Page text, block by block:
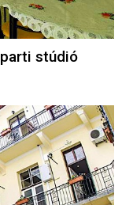
stúdió